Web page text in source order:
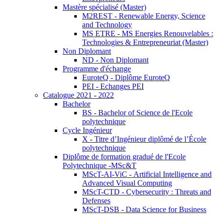
Mastère spécialisé (Master)
M2REST - Renewable Energy, Science
and Technology
MS ETRE - MS Energies Renouvelables :
Technologies & Entrepreneuriat (Master)
Non Diplomant
ND - Non Diplomant
Programme d'échange
EuroteQ - Diplôme EuroteQ
PEI - Echanges PEI
Catalogue 2021 - 2022
Bachelor
BS - Bachelor of Science de l'Ecole
polytechnique
Cycle Ingénieur
X - Titre d’Ingénieur diplômé de l’École
polytechnique
Diplôme de formation gradué de l'Ecole
Polytechnique -MSc&T
MScT-AI-ViC - Artificial Intelligence and
Advanced Visual Computing
MScT-CTD - Cybersecurity : Threats and
Defenses
MScT-DSB - Data Science for Business